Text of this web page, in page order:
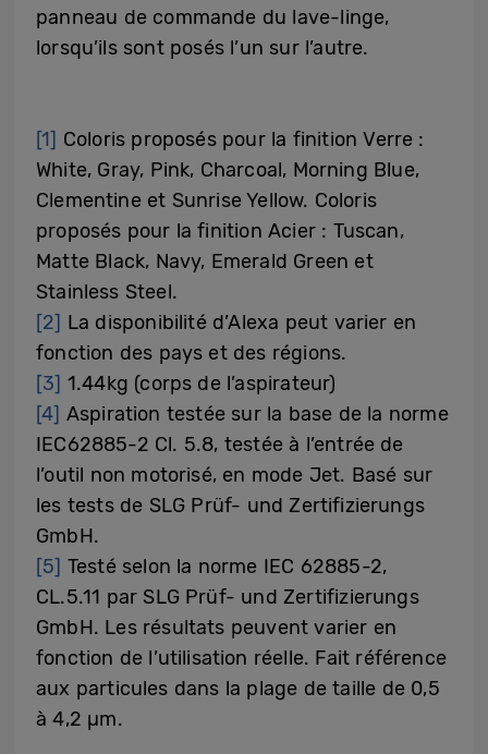
panneau de commande du lave-linge,
lorsqu’ils sont posés l’un sur l’autre.
[1] Coloris proposés pour la finition Verre :
White, Gray, Pink, Charcoal, Morning Blue,
Clementine et Sunrise Yellow. Coloris
proposés pour la finition Acier : Tuscan,
Matte Black, Navy, Emerald Green et
Stainless Steel.
[2] La disponibilité d’Alexa peut varier en
fonction des pays et des régions.
[3] 1.44kg (corps de l’aspirateur)
[4] Aspiration testée sur la base de la norme
IEC62885-2 Cl. 5.8, testée à l’entrée de
l’outil non motorisé, en mode Jet. Basé sur
les tests de SLG Prüf- und Zertifizierungs
GmbH.
[5] Testé selon la norme IEC 62885-2,
CL.5.11 par SLG Prüf- und Zertifizierungs
GmbH. Les résultats peuvent varier en
fonction de l’utilisation réelle. Fait référence
aux particules dans la plage de taille de 0,5
à 4,2 µm.